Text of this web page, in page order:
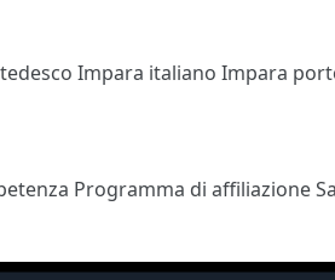
Impara italiano Impara
Programma di affiliazione